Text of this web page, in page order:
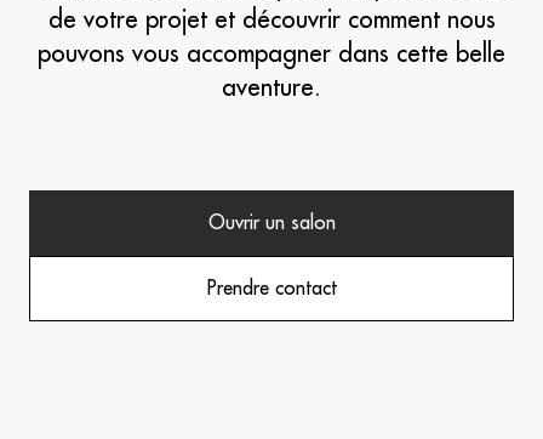
de votre projet et découvrir comment nous
pouvons vous accompagner dans cette belle
aventure.
Ouvrir un salon
Prendre contact